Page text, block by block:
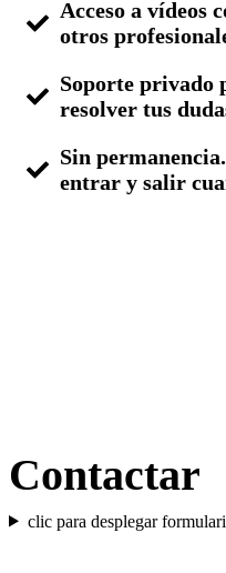
Acceso a vídeos
otros
Soporte privado
resolver tus
Sin
entrar y salir
Contactar
clic para desplegar